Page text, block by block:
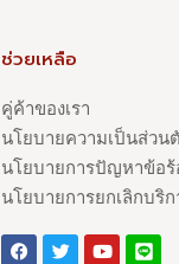
ช่วยเหลือ
คู่ค้าของเรา
นโยบายความเป็นส่วน
นโยบายการปัญหาข้อร้
นโยบายการยกเลิกบริก